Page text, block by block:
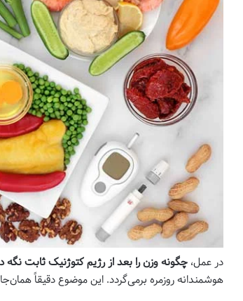
در عمل،چگونه وزن را بعد از رژیم کتوژنیک ثابت نگه
هوشمندانه روزمره برمی‌گردد. این موضوع دقیقاً